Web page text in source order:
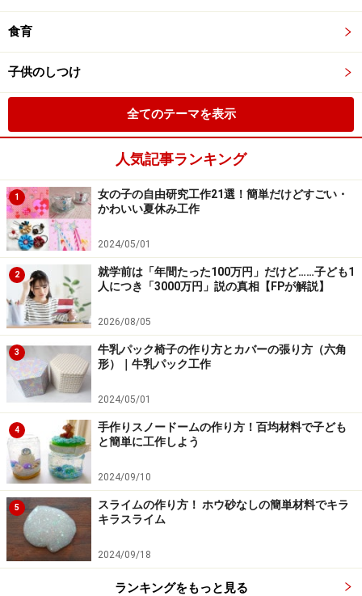
食育
子供のしつけ
全てのテーマを表示
人気記事ランキング
1
女の子の自由研究工作21選！簡単だけどすごい・
かわいい夏休み工作
2024/05/01
2
就学前は「年間たった100万円」だけど……子ども1
人につき「3000万円」説の真相【FPが解説】
2026/08/05
3
牛乳パック椅子の作り方とカバーの張り方（六角
形）｜牛乳パック工作
2024/05/01
4
手作りスノードームの作り方！百均材料で子ども
と簡単に工作しよう
2024/09/10
5
スライムの作り方！ ホウ砂なしの簡単材料でキラ
キラスライム
2024/09/18
ランキングをもっと見る